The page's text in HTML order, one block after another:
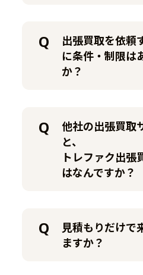
出張買取を依頼
に条件・制限は
か？
他社の出張買取
と、
トレファク出張
はなんですか？
見積もりだけで
ますか？